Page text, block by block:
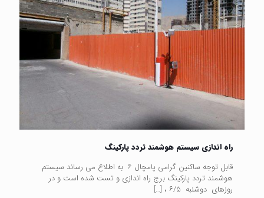
راه اندازی سیستم هوشمند تردد پارکینگ
قابل توجه ساکنین گرامی پامچال ۶ به اطلاع می رساند سیستم
هوشمند تردد پارکینگ برج راه اندازی و تست شده است و در
روزهای دوشنبه ۶/۵ ،
[…]